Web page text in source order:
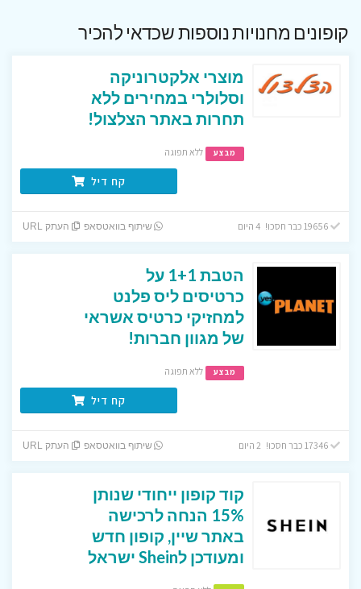
קופונים מחנויות נוספות שכדאי להכיר
מוצרי אלקטרוניקה
וסלולרי במחירים ללא
תחרות באתר הצלצול!
מבצע ללא תפוגה
קח דיל
19656 כבר חסכו! 4 היום שיתוף בוואטסאפ העתק URL
הטבת 1+1 על
כרטיסים ליס פלנט
למחזיקי כרטיס אשראי
של מגוון חברות!
מבצע ללא תפוגה
קח דיל
17346 כבר חסכו! 2 היום שיתוף בוואטסאפ העתק URL
קוד קופון ייחודי שנותן
15% הנחה לרכישה
באתר שיין, קופון חדש
ומעודכן לShein ישראל